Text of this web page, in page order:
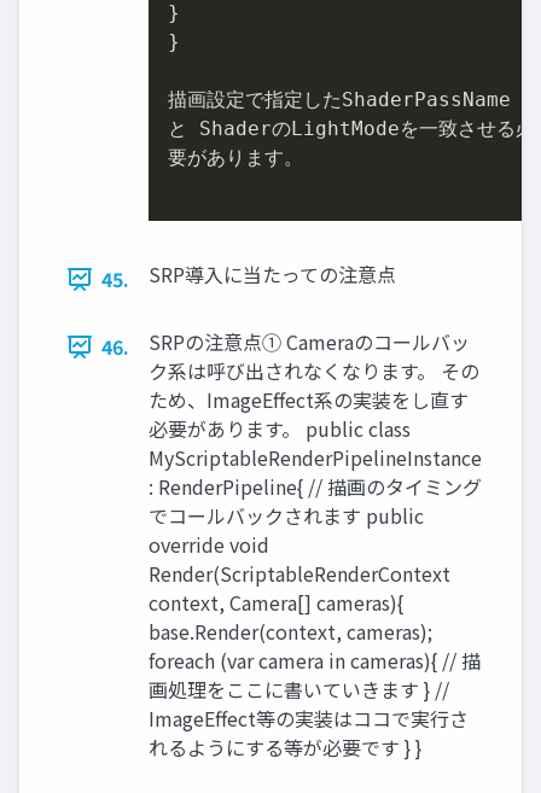
}
}
描画設定で指定したShaderPassName
と ShaderのLightModeを一致させる必
要があります。
45. SRP導入に当たっての注意点
46.
SRPの注意点① Cameraのコールバッ
ク系は呼び出されなくなります。 その
ため、ImageEffect系の実装をし直す
必要があります。 public class
MyScriptableRenderPipelineInstance
: RenderPipeline{ // 描画のタイミング
でコールバックされます public
override void
Render(ScriptableRenderContext
context, Camera[] cameras){
base.Render(context, cameras);
foreach (var camera in cameras){ // 描
画処理をここに書いていきます } //
ImageEffect等の実装はココで実行さ
れるようにする等が必要です } }